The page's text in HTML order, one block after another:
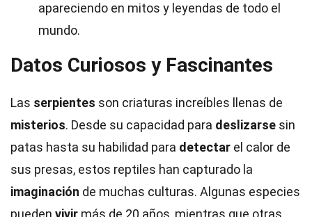
apareciendo en mitos y leyendas de todo el
mundo.
Datos Curiosos y Fascinantes
Las serpientes son criaturas increíbles llenas de
misterios. Desde su capacidad para deslizarse sin
patas hasta su habilidad para detectar el calor de
sus presas, estos reptiles han capturado la
imaginación de muchas culturas. Algunas especies
pueden vivir más de 20 años, mientras que otras